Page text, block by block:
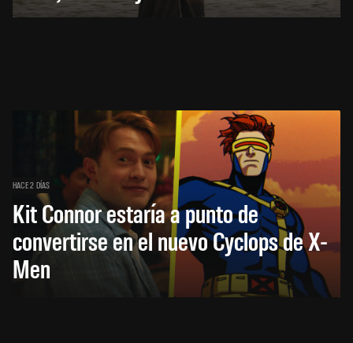
HACE 2 DÍAS
Kit Connor estaría a punto de
convertirse en el nuevo Cyclops de X-
Men